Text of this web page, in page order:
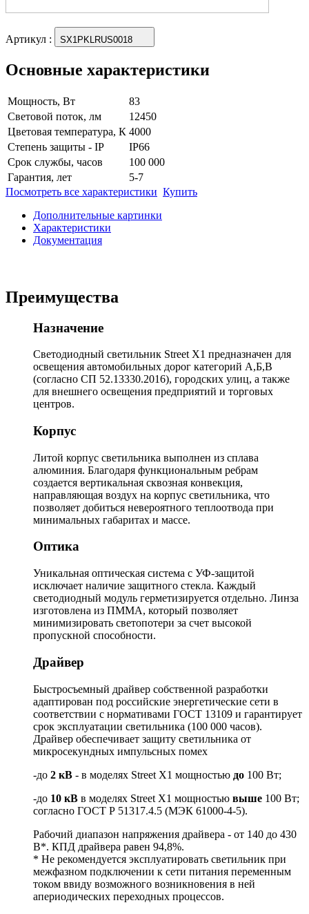
Артикул : SX1PKLRUS0018
Основные характеристики
Мощность, Вт
83
Световой поток, лм
12450
Цветовая температура, К 4000
Степень защиты - IP
IP66
Срок службы, часов
100 000
Гарантия, лет
5-7
Посмотреть все характеристики Купить
Дополнительные картинки
Характеристики
Документация
Преимущества
Назначение
Светодиодный светильник Street X1 предназначен для
освещения автомобильных дорог категорий А,Б,В
(согласно СП 52.13330.2016), городских улиц, а также
для внешнего освещения предприятий и торговых
центров.
Корпус
Литой корпус светильника выполнен из сплава
алюминия. Благодаря функциональным ребрам
создается вертикальная сквозная конвекция,
направляющая воздух на корпус светильника, что
позволяет добиться невероятного теплоотвода при
минимальных габаритах и массе.
Оптика
Уникальная оптическая система с УФ-защитой
исключает наличие защитного стекла. Каждый
светодиодный модуль герметизируется отдельно. Линза
изготовлена из ПММА, который позволяет
минимизировать светопотери за счет высокой
пропускной способности.
Драйвер
Быстросъемный драйвер собственной разработки
адаптирован под российские энергетические сети в
соответствии с нормативами ГОСТ 13109 и гарантирует
срок эксплуатации светильника (100 000 часов).
Драйвер обеспечивает защиту светильника от
микросекундных импульсных помех
-до 2 кВ - в моделях Street X1 мощностью до 100 Вт;
-до 10 кВ в моделях Street X1 мощностью выше 100 Вт;
согласно ГОСТ Р 51317.4.5 (МЭК 61000-4-5).
Рабочий диапазон напряжения драйвера - от 140 до 430
В*. КПД драйвера равен 94,8%.
* Не рекомендуется эксплуатировать светильник при
межфазном подключении к сети питания переменным
током ввиду возможного возникновения в ней
апериодических переходных процессов.